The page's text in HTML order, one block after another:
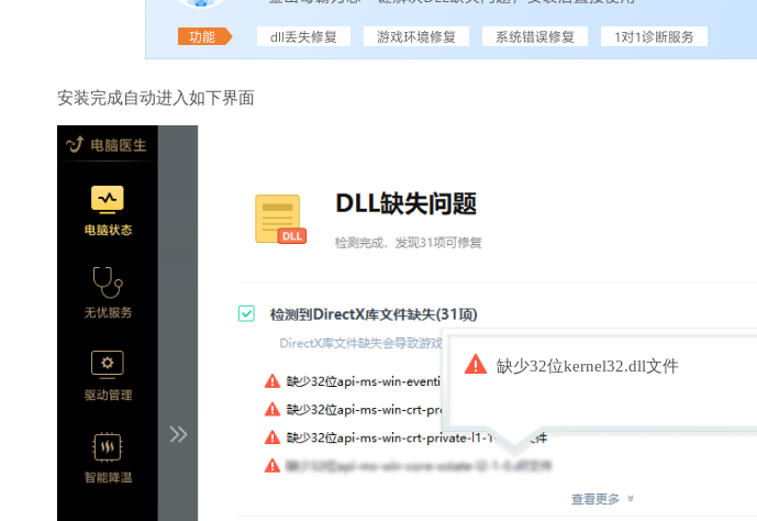
安装完成自动进入如下界面
缺少32位kernel32.dll文件